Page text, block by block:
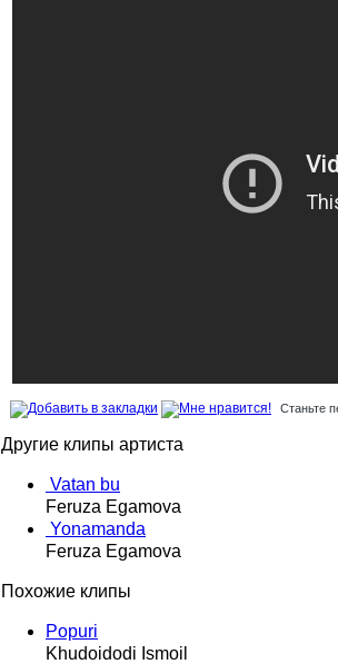
Станьте
Другие клипы артиста
Vatan bu
Feruza Egamova
Yonamanda
Feruza Egamova
Похожие клипы
Popuri
Khudoidodi Ismoil